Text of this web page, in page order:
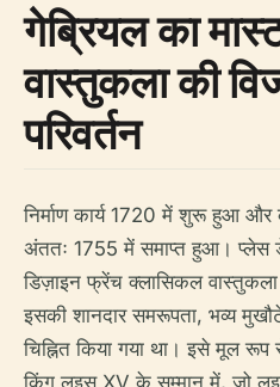
गेब्रियल का
वास्तुकला की
परिवर्तन
निर्माण कार्य 1720 में शुरू हुआ
अंततः 1755 में समाप्त हुआ। प्लेस
डिज़ाइन फ्रेंच क्लासिकल
इसकी शानदार समरूपता, भव्य
चिह्नित किया गया था। इसे मूल